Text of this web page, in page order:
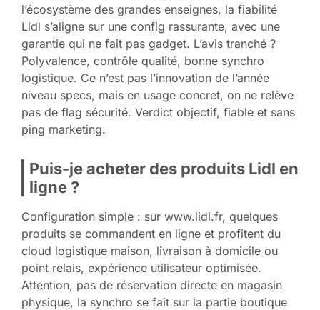
l’écosystème des grandes enseignes, la fiabilité
Lidl s’aligne sur une config rassurante, avec une
garantie qui ne fait pas gadget. L’avis tranché ?
Polyvalence, contrôle qualité, bonne synchro
logistique. Ce n’est pas l’innovation de l’année
niveau specs, mais en usage concret, on ne relève
pas de flag sécurité. Verdict objectif, fiable et sans
ping marketing.
Puis-je acheter des produits Lidl en
ligne ?
Configuration simple : sur www.lidl.fr, quelques
produits se commandent en ligne et profitent du
cloud logistique maison, livraison à domicile ou
point relais, expérience utilisateur optimisée.
Attention, pas de réservation directe en magasin
physique, la synchro se fait sur la partie boutique